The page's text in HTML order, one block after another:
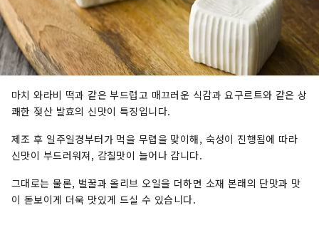
마치 와라비 떡과 같은 부드럽고 매끄러운 식감과 요구르트와 같은 상
쾌한 젖산 발효의 신맛이 특징입니다.
제조 후 일주일경부터가 먹을 무렵을 맞이해, 숙성이 진행됨에 따라
신맛이 부드러워져, 감칠맛이 늘어나 갑니다.
그대로는 물론, 벌꿀과 올리브 오일을 더하면 소재 본래의 단맛과 맛
이 돋보이게 더욱 맛있게 드실 수 있습니다.